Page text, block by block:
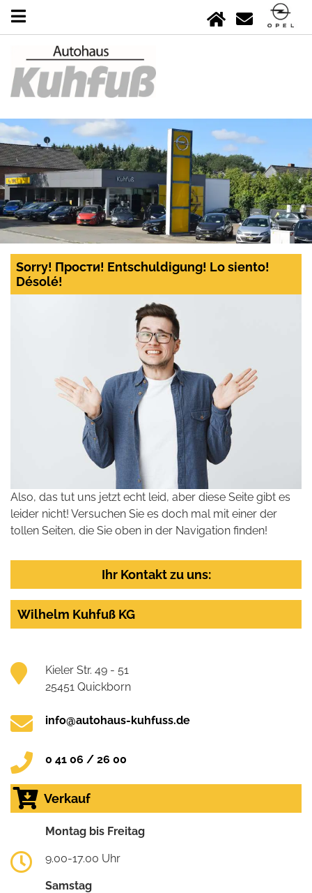
Sorry! Прости! Entschuldigung! Lo siento!
Désolé!
Also, das tut uns jetzt echt leid, aber diese Seite gibt es
leider nicht! Versuchen Sie es doch mal mit einer der
tollen Seiten, die Sie oben in der Navigation finden!
Ihr Kontakt zu uns:
Wilhelm Kuhfuß KG
Kieler Str. 49 - 51
25451 Quickborn
info@autohaus-kuhfuss.de
0 41 06 / 26 00
Verkauf
Montag bis Freitag
9.00-17.00 Uhr
Samstag